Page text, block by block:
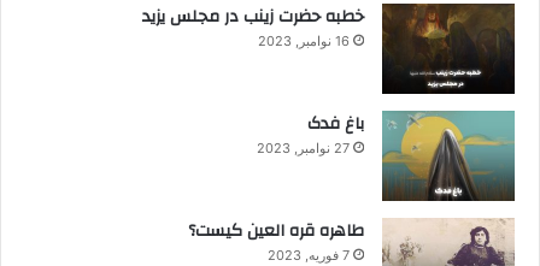
خطبه حضرت زینب در مجلس یزید
16 نوامبر, 2023
باغ فدک
27 نوامبر, 2023
طاهره قره العین کیست؟
7 فوریه, 2023